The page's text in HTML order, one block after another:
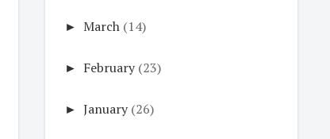
► March (14)
► February (23)
► January (26)